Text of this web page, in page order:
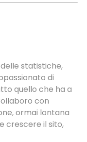
statistiche,
di
quello che ha a
con
ormai lontana
crescere il sito,